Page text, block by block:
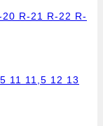
20 R-21 R-22 R-
11 11,5 12 13